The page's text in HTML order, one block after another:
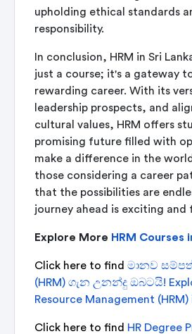
upholding ethical standards
responsibility.
In conclusion, HRM in Sri
just a course; it's a gateway
rewarding career. With its
leadership prospects, and
cultural values, HRM offers
promising future filled with
make a difference in the
those considering a career
that the possibilities are
journey ahead is exciting and
Explore More HRM Courses
Click here to find මානව
(HRM) ගැන උනන්දු ඔබටයි!
Resource Management (HRM)
Click here to find HR Degree